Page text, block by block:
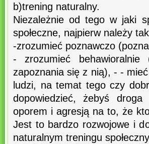
b)trening naturalny.
Niezależnie od tego w jaki
społeczne, najpierw należy
-zrozumieć poznawczo
- zrozumieć
zapoznania się z nią), - -
ludzi, na temat tego czy
dopowiedzieć, żebyś
oporem i agresją na to, że
Jest to bardzo rozwojowe i
naturalnym treningu